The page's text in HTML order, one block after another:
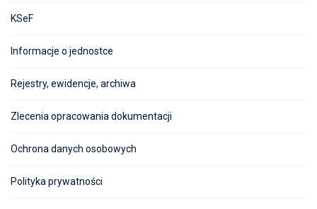
KSeF
Informacje o jednostce
Rejestry, ewidencje, archiwa
Zlecenia opracowania dokumentacji
Ochrona danych osobowych
Polityka prywatności